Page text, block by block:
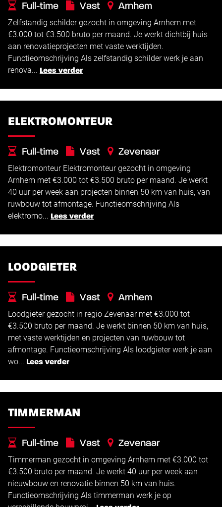
Full-time Vast
Arnhem
€3.000 - €3.500
Zelfstandig schilder gezocht in omgeving Arnhem met
€3.000 tot €3.500 bruto per maand. Je werkt dichtbij huis
aan renovatieprojecten met vaste werktijden.
Functieomschrijving Als zelfstandig schilder werk je aan
renova... Lees verder
ELEKTROMONTEUR
Full-time Vast
Zevenaar
€3.000 -€3.500
Elektromonteur Elektromonteur gezocht in omgeving
Arnhem met €3.000 tot €3.500 bruto per maand. Je werkt
40 uur per week aan projecten binnen 50 km van huis, van
ruwbouw tot afmontage. Functieomschrijving Als
elektromo... Lees verder
LOODGIETER
Full-time Vast
Arnhem
€3.000 -€3.500
Loodgieter gezocht in regio Zevenaar met €3.000 tot
€3.500 bruto per maand. Je werkt binnen 50 km van huis,
met vaste werktijden en projecten van ruwbouw tot
afmontage. Functieomschrijving Als loodgieter werk je aan
wo... Lees verder
TIMMERMAN
Full-time Vast
Zevenaar
€ 3.000 -€3.500
Timmerman gezocht in omgeving Arnhem met €3.000 tot
€3.500 bruto per maand. Je werkt 40 uur per week aan
nieuwbouw en renovatie binnen 50 km van huis.
Functieomschrijving Als timmerman werk je op